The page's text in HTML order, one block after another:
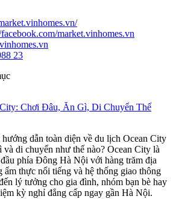
market.vinhomes.vn
23
Chơi Đâu, Ăn Gì, Di Chuyển Thế
dẫn toàn diện về du lịch Ocean City
và di chuyển như thế nào? Ocean City là
phía Đông Hà Nội với hàng trăm địa
ẩm thực nổi tiếng và hệ thống giao thông
lý tưởng cho gia đình, nhóm bạn bè hay
kỳ nghỉ đẳng cấp ngay gần Hà Nội.